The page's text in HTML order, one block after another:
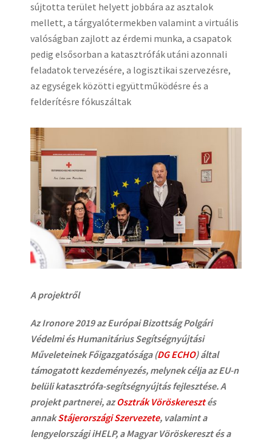
sújtotta terület helyett jobbára az asztalok
mellett, a tárgyalótermekben valamint a virtuális
valóságban zajlott az érdemi munka, a csapatok
pedig elsősorban a katasztrófák utáni azonnali
feladatok tervezésére, a logisztikai szervezésre,
az egységek közötti együttműködésre és a
felderítésre fókuszáltak
A projektről
Az Ironore 2019 az Európai Bizottság Polgári
Védelmi és Humanitárius Segítségnyújtási
Műveleteinek Főigazgatósága (DG ECHO) által
támogatott kezdeményezés, melynek célja az EU-n
belüli katasztrófa-segítségnyújtás fejlesztése. A
projekt partnerei, azOsztrák Vöröskeresztés
annakStájerországi Szervezete, valamint a
lengyelországi iHELP, a Magyar Vöröskereszt és a